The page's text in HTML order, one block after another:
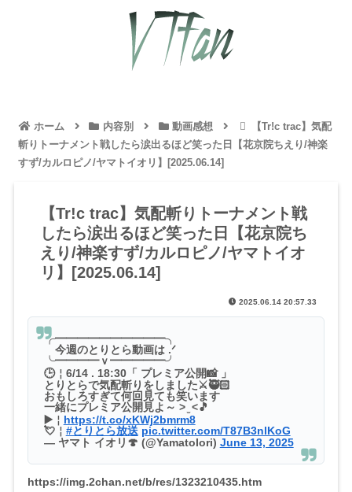
ホーム 内容別 動画感想
【Tr!c trac】気配
斬りトーナメント戦したら涙出るほど笑った日【花京院ちえり/神楽
すず/カルロピノ/ヤマトイオリ】[2025.06.14]
【Tr!c trac】気配斬りトーナメント戦
したら涙出るほど笑った日【花京院ち
えり/神楽すず/カルロピノ/ヤマトイオ
リ】[2025.06.14]
2025.06.14 20:57.33
╭━━━━━━━━━━╮
今週のとりとら動画は .ᐟ
╰━━━━ｖ━━━━━╯
🕒￤6/14 . 18:30「 プレミア公開📸 」
とりとらで気配斬りをしました⚔️🥷🏻
おもしろすぎて何回見ても笑います
一緒にプレミア公開見よ～ > ̫ <🎵
▶️￤ https://t.co/xKWj2bmrm8
💘￤ #とりとら放送 pic.twitter.com/T87B3nlKoG
— ヤマト イオリ🍄 (@YamatoIori) June 13, 2025
https://img.2chan.net/b/res/1323210435.htm